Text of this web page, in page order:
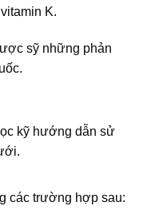
K.
sỹ những phản
kỹ hướng dẫn sử
các trường hợp sau: